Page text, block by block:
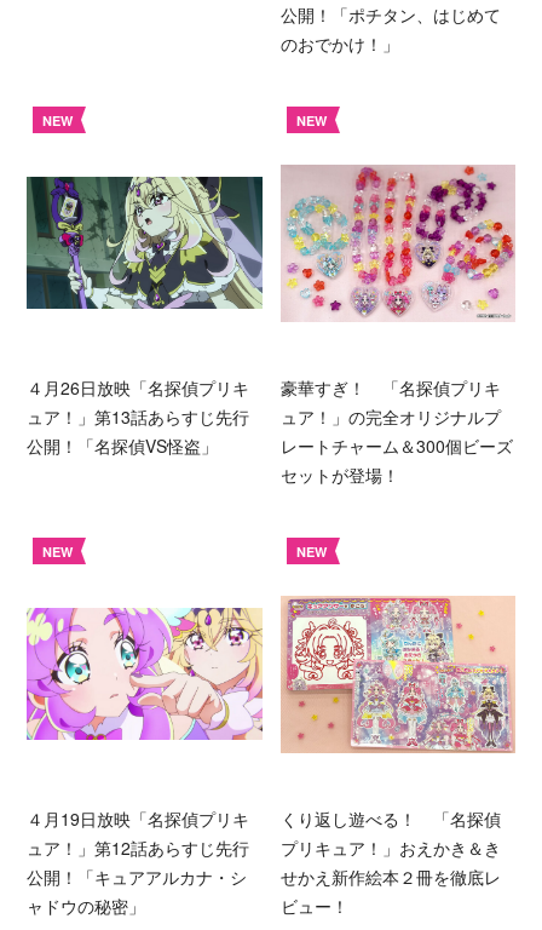
公開！「ポチタン、はじめて
のおでかけ！」
NEW
４月26日放映「名探偵プリキ
ュア！」第13話あらすじ先行
公開！「名探偵VS怪盗」
NEW
豪華すぎ！ 「名探偵プリキ
ュア！」の完全オリジナルプ
レートチャーム＆300個ビーズ
セットが登場！
NEW
４月19日放映「名探偵プリキ
ュア！」第12話あらすじ先行
公開！「キュアアルカナ・シ
ャドウの秘密」
NEW
くり返し遊べる！ 「名探偵
プリキュア！」おえかき＆き
せかえ新作絵本２冊を徹底レ
ビュー！